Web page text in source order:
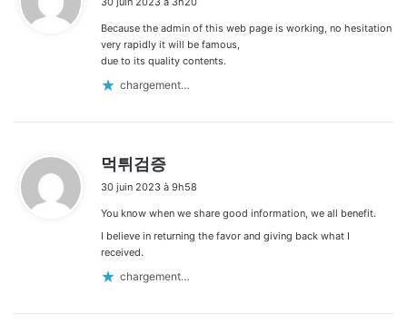
:
Because the admin of this web page is working, no hesitation
very rapidly it will be famous,
due to its quality contents.
chargement…
먹튀검증
t
30 juin 2023 à 9h58
You know when we share good information, we all benefit.
I believe in returning the favor and giving back what I
received.
chargement…